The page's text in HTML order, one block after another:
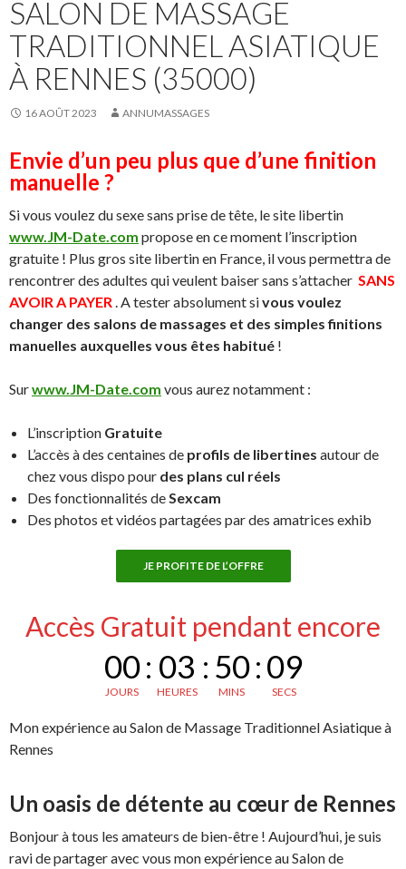
SALON DE MASSAGE
TRADITIONNEL ASIATIQUE
À RENNES (35000)
16 AOÛT 2023 ANNUMASSAGES
Envie d’un peu plus que d’une finition
manuelle ?
Si vous voulez du sexe sans prise de tête, le site libertin
www.JM-Date.com propose en ce moment l’inscription
gratuite ! Plus gros site libertin en France, il vous permettra de
rencontrer des adultes qui veulent baiser sans s’attacher SANS
AVOIR A PAYER . A tester absolument sivous voulez
changer des salons de massages et des simples finitions
manuelles auxquelles vous êtes habitué !
Surwww.JM-Date.com vous aurez notamment :
L’inscription Gratuite
L’accès à des centaines de profils de libertines autour de
chez vous dispo pour des plans cul réels
Des fonctionnalités de Sexcam
Des photos et vidéos partagées par des amatrices exhib
JE PROFITE DE L’OFFRE
Accès Gratuit pendant encore
00
JOURS
: 03
HEURES
: 50
MINS
:08
SECS
Mon expérience au Salon de Massage Traditionnel Asiatique à
Rennes
Un oasis de détente au cœur de Rennes
Bonjour à tous les amateurs de bien-être ! Aujourd’hui, je suis
ravi de partager avec vous mon expérience au Salon de